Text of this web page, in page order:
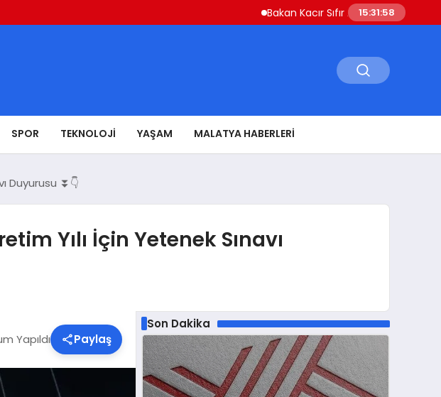
Bakan Kacır Sıfır Atık Projelerine 914
15:31:59
SPOR TEKNOLOJI YAŞAM MALATYA HABERLERI
Duyurusu ⏬👇
Yılı İçin Yetenek Sınavı
Yapıldı Paylaş
Son Dakika